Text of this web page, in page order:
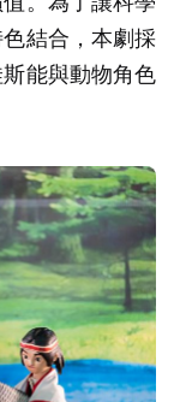
結合，本劇採
能與動物角色